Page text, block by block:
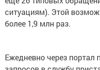
ситуациям). Этой
более 1,9 млн раз.
Ежедневно через портал